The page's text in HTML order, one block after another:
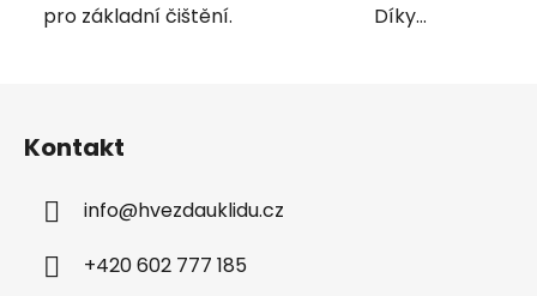
pro základní čištění.
Díky...
Kontakt
info@hvezdauklidu.cz
+420 602 777 185